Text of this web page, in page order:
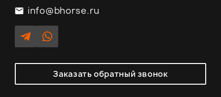
info@bhorse.ru
Заказать обратный звонок